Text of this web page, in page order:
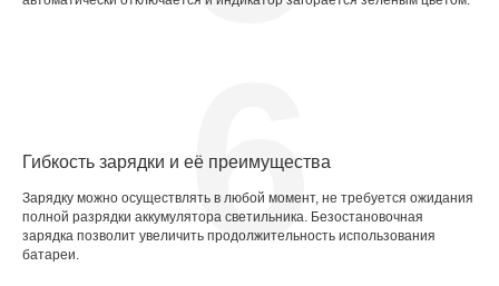
Гибкость зарядки и её преимущества
Зарядку можно осуществлять в любой момент, не требуется ожидания
полной разрядки аккумулятора светильника. Безостановочная
зарядка позволит увеличить продолжительность использования
батареи.
6